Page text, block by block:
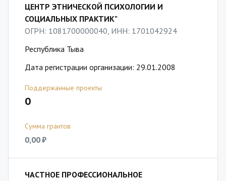
ЦЕНТР ЭТНИЧЕСКОЙ ПСИХОЛОГИИ И
СОЦИАЛЬНЫХ ПРАКТИК"
ОГРН: 1081700000040, ИНН: 1701042924
Республика Тыва
Дата регистрации организации: 29.01.2008
Поддержанные проекты
0
Сумма грантов
0,00 ₽
ЧАСТНОЕ ПРОФЕССИОНАЛЬНОЕ